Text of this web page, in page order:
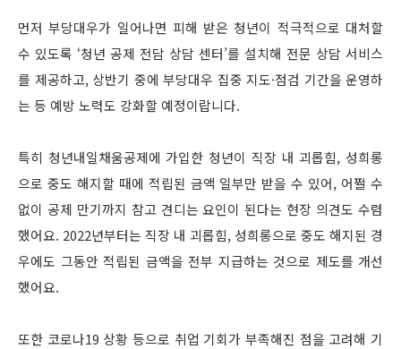
먼저 부당대우가 일어나면 피해 받은 청년이 적극적으로 대처할
수 있도록 ‘청년 공제 전담 상담 센터’를 설치해 전문 상담 서비스
를 제공하고, 상반기 중에 부당대우 집중 지도·점검 기간을 운영하
는 등 예방 노력도 강화할 예정이랍니다.
특히 청년내일채움공제에 가입한 청년이 직장 내 괴롭힘, 성희롱
으로 중도 해지할 때에 적립된 금액 일부만 받을 수 있어, 어쩔 수
없이 공제 만기까지 참고 견디는 요인이 된다는 현장 의견도 수렴
했어요. 2022년부터는 직장 내 괴롭힘, 성희롱으로 중도 해지된 경
우에도 그동안 적립된 금액을 전부 지급하는 것으로 제도를 개선
했어요.
또한 코로나19 상황 등으로 취업 기회가 부족해진 점을 고려해 기